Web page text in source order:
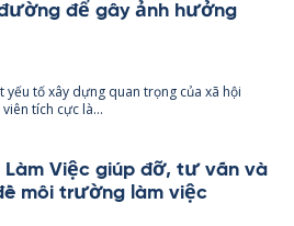
để gây ảnh hưởng
tố xây dựng quan trọng của xã hội
tích cực là...
Việc giúp đỡ, tư vấn và
môi trường làm việc